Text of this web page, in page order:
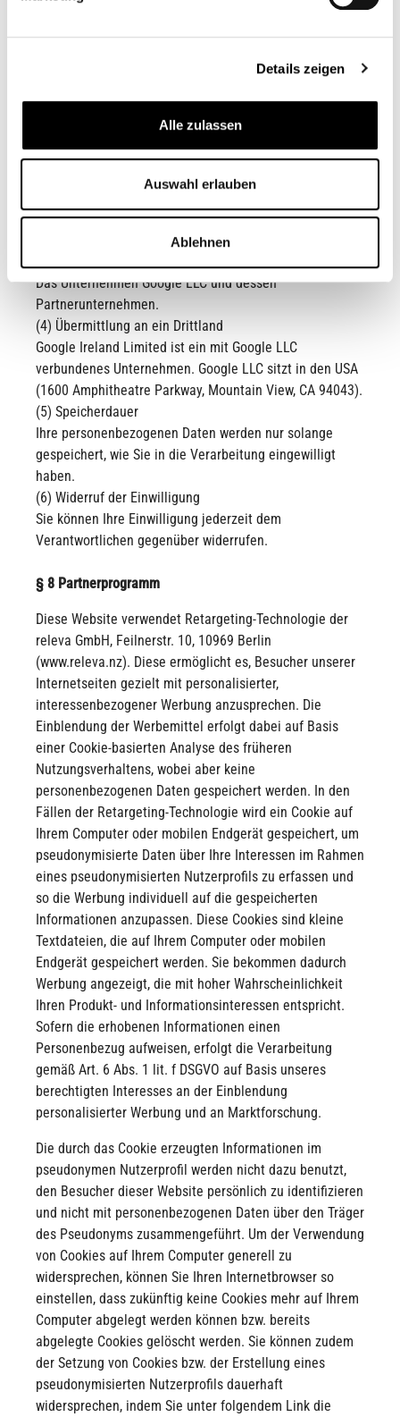
Details zeigen
Alle zulassen
Auswahl erlauben
Ablehnen
personalisieren, Funktionen für soziale Medien
eingesetzt. Außerdem werden Informationen zu Ihrer
Partner führen diese Informationen mit weiteren Daten
zusammen, die Sie ihnen bereitgestellt oder die sie im
Rahmen Ihrer Nutzung der Dienste gesammelt haben.
Rechtsgrundlage für diese Verarbeitung ist Art. 6 Abs.1
Das Unternehmen Google LLC und dessen
Partnerunternehmen.
(4) Übermittlung an ein Drittland
Google Ireland Limited ist ein mit Google LLC
verbundenes Unternehmen. Google LLC sitzt in den USA
(1600 Amphitheatre Parkway, Mountain View, CA 94043).
(5) Speicherdauer
Ihre personenbezogenen Daten werden nur solange
gespeichert, wie Sie in die Verarbeitung eingewilligt
haben.
(6) Widerruf der Einwilligung
Sie können Ihre Einwilligung jederzeit dem
Verantwortlichen gegenüber widerrufen.
§ 8 Partnerprogramm
Diese Website verwendet Retargeting-Technologie der
releva GmbH, Feilnerstr. 10, 10969 Berlin
(www.releva.nz). Diese ermöglicht es, Besucher unserer
Internetseiten gezielt mit personalisierter,
interessenbezogener Werbung anzusprechen. Die
Einblendung der Werbemittel erfolgt dabei auf Basis
einer Cookie-basierten Analyse des früheren
Nutzungsverhaltens, wobei aber keine
personenbezogenen Daten gespeichert werden. In den
Fällen der Retargeting-Technologie wird ein Cookie auf
Ihrem Computer oder mobilen Endgerät gespeichert, um
pseudonymisierte Daten über Ihre Interessen im Rahmen
eines pseudonymisierten Nutzerprofils zu erfassen und
so die Werbung individuell auf die gespeicherten
Informationen anzupassen. Diese Cookies sind kleine
Textdateien, die auf Ihrem Computer oder mobilen
Endgerät gespeichert werden. Sie bekommen dadurch
Werbung angezeigt, die mit hoher Wahrscheinlichkeit
Ihren Produkt- und Informationsinteressen entspricht.
Sofern die erhobenen Informationen einen
Personenbezug aufweisen, erfolgt die Verarbeitung
gemäß Art. 6 Abs. 1 lit. f DSGVO auf Basis unseres
berechtigten Interesses an der Einblendung
personalisierter Werbung und an Marktforschung.
Die durch das Cookie erzeugten Informationen im
pseudonymen Nutzerprofil werden nicht dazu benutzt,
den Besucher dieser Website persönlich zu identifizieren
und nicht mit personenbezogenen Daten über den Träger
des Pseudonyms zusammengeführt. Um der Verwendung
von Cookies auf Ihrem Computer generell zu
widersprechen, können Sie Ihren Internetbrowser so
einstellen, dass zukünftig keine Cookies mehr auf Ihrem
Computer abgelegt werden können bzw. bereits
abgelegte Cookies gelöscht werden. Sie können zudem
der Setzung von Cookies bzw. der Erstellung eines
pseudonymisierten Nutzerprofils dauerhaft
widersprechen, indem Sie unter folgendem Link die